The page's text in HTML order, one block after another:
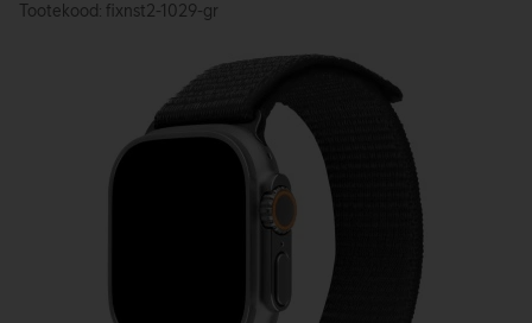
Tootekood: fixnst2-1029-gr